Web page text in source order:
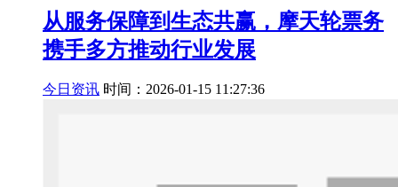
从服务保障到生态共赢，摩天轮票务
携手多方推动行业发展
今日资讯 时间：2026-01-15 11:27:36